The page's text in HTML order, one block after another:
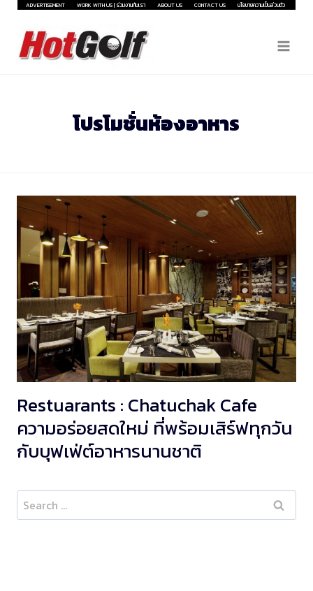
Skip
content
ADVERTISEMENT WORK WITH US | ร่วมงานกับเรา ABOUT US CONTACT US นโยบายความเป็นส่วนตัว
โปรโมชั่นห้องอาหาร
Restuarants : Chatuchak Cafe
ความอร่อยสดใหม่ ที่พร้อมเสิร์ฟทุกวัน
กับบุฟเฟ่ต์อาหารนานชาติ
Search
for: